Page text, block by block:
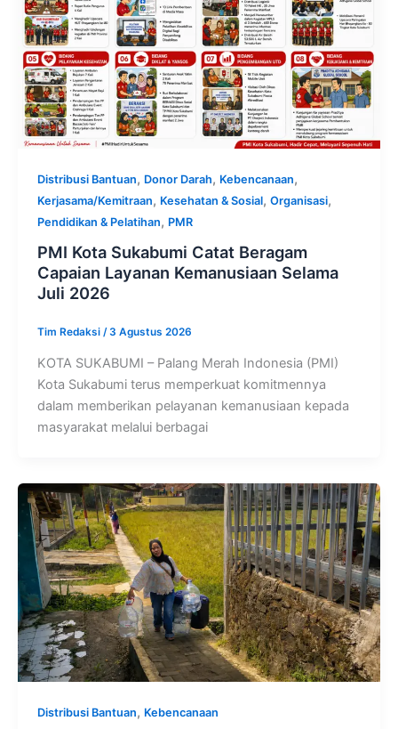
Distribusi Bantuan, Donor Darah, Kebencanaan,
Kerjasama/Kemitraan, Kesehatan & Sosial, Organisasi,
Pendidikan & Pelatihan, PMR
PMI Kota Sukabumi Catat Beragam
Capaian Layanan Kemanusiaan Selama
Juli 2026
Tim Redaksi /3 Agustus 2026
KOTA SUKABUMI – Palang Merah Indonesia (PMI)
Kota Sukabumi terus memperkuat komitmennya
dalam memberikan pelayanan kemanusiaan kepada
masyarakat melalui berbagai
Distribusi Bantuan, Kebencanaan